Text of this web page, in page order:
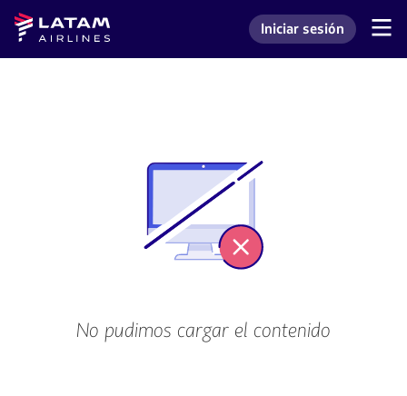
Saltar
menú.
Saltar al
contenido
principal.
Navegación
Latam
Airlines
Ingresar a mi cuenta
Iniciar sesión
No pudimos cargar el contenido